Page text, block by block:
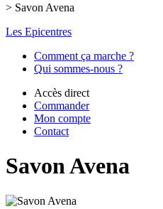
> Savon Avena
Les Epicentres
Comment ça marche ?
Qui sommes-nous ?
Accès direct
Commander
Mon compte
Contact
Savon Avena